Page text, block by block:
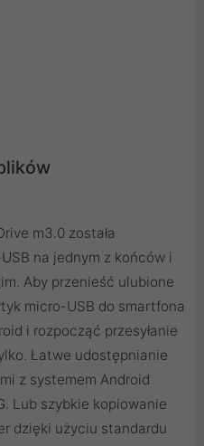
m3.0 została
na jednym z końców i
Aby przenieść ulubione
micro-USB do smartfona
i rozpocząć przesyłanie
Łatwe udostępnianie
z systemem Android
Lub szybkie kopiowanie
dzięki użyciu standardu